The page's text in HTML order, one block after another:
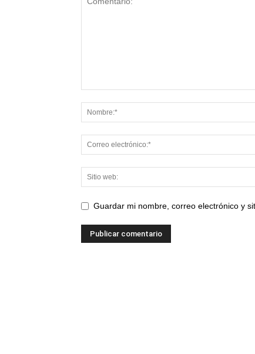
Guardar mi nombre, correo electrónico y